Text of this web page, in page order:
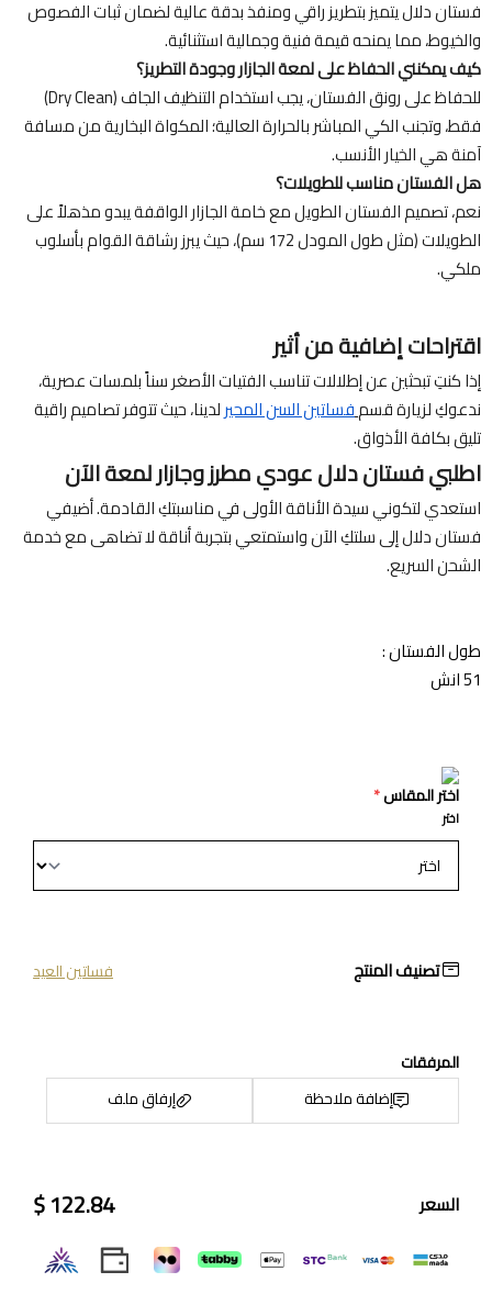
فستان دلال يتميز بتطريز راقي ومنفذ بدقة عالية لضمان ثبات الفصوص
والخيوط، مما يمنحه قيمة فنية وجمالية استثنائية.
كيف يمكنني الحفاظ على لمعة الجازار وجودة التطريز؟
للحفاظ على رونق الفستان، يجب استخدام التنظيف الجاف (Dry Clean)
فقط، وتجنب الكي المباشر بالحرارة العالية؛ المكواة البخارية من مسافة
آمنة هي الخيار الأنسب.
هل الفستان مناسب للطويلات؟
نعم، تصميم الفستان الطويل مع خامة الجازار الواقفة يبدو مذهلاً على
الطويلات (مثل طول المودل 172 سم)، حيث يبرز رشاقة القوام بأسلوب
ملكي.
اقتراحات إضافية من أثير
إذا كنتِ تبحثين عن إطلالات تناسب الفتيات الأصغر سناً بلمسات عصرية،
ندعوكِ لزيارة قسمفساتين السن المحيرلدينا، حيث تتوفر تصاميم راقية
تليق بكافة الأذواق.
اطلبي فستان دلال عودي مطرز وجازار لمعة الآن
استعدي لتكوني سيدة الأناقة الأولى في مناسبتكِ القادمة. أضيفي
فستان دلال إلى سلتكِ الآن واستمتعي بتجربة أناقة لا تضاهى مع خدمة
الشحن السريع.
طول الفستان :
51 انش
اختر المقاس*
اختر
تصنيف المنتج فساتين العيد
المرفقات
إضافة ملاحظة
إرفاق ملف
السعر 122.84 $